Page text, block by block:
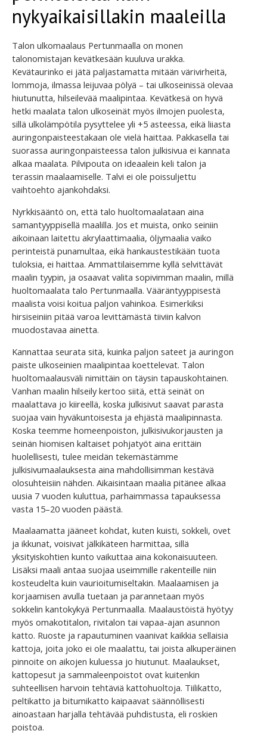
nykyaikaisillakin maaleilla
Talon ulkomaalaus Pertunmaalla on monen
talonomistajan kevätkesään kuuluva urakka.
Kevätaurinko ei jätä paljastamatta mitään värivirheitä,
lommoja, ilmassa leijuvaa pölyä – tai ulkoseinissä olevaa
hiutunutta, hilseilevää maalipintaa. Kevätkesä on hyvä
hetki maalata talon ulkoseinät myös ilmojen puolesta,
sillä ulkolämpötila pysyttelee yli +5 asteessa, eikä liiasta
auringonpaisteestakaan ole vielä haittaa. Pakkasella tai
suorassa auringonpaisteessa talon julkisivua ei kannata
alkaa maalata. Pilvipouta on ideaalein keli talon ja
terassin maalaamiselle. Talvi ei ole poissuljettu
vaihtoehto ajankohdaksi.
Nyrkkisääntö on, että talo huoltomaalataan aina
samantyyppisellä maalilla. Jos et muista, onko seiniin
aikoinaan laitettu akrylaattimaalia, öljymaalia vaiko
perinteistä punamultaa, eikä hankaustestikään tuota
tuloksia, ei haittaa. Ammattilaisemme kyllä selvittävät
maalin tyypin, ja osaavat valita sopivimman maalin, millä
huoltomaalata talo Pertunmaalla. Vääräntyyppisestä
maalista voisi koitua paljon vahinkoa. Esimerkiksi
hirsiseiniin pitää varoa levittämästä tiiviin kalvon
muodostavaa ainetta.
Kannattaa seurata sitä, kuinka paljon sateet ja auringon
paiste ulkoseinien maalipintaa koettelevat. Talon
huoltomaalausväli nimittäin on täysin tapauskohtainen.
Vanhan maalin hilseily kertoo siitä, että seinät on
maalattava jo kiireellä, koska julkisivut saavat parasta
suojaa vain hyväkuntoisesta ja ehjästä maalipinnasta.
Koska teemme homeenpoiston, julkisivukorjausten ja
seinän hiomisen kaltaiset pohjatyöt aina erittäin
huolellisesti, tulee meidän tekemästämme
julkisivumaalauksesta aina mahdollisimman kestävä
olosuhteisiin nähden. Aikaisintaan maalia pitänee alkaa
uusia 7 vuoden kuluttua, parhaimmassa tapauksessa
vasta 15–20 vuoden päästä.
Maalaamatta jääneet kohdat, kuten kuisti, sokkeli, ovet
ja ikkunat, voisivat jälkikäteen harmittaa, sillä
yksityiskohtien kunto vaikuttaa aina kokonaisuuteen.
Lisäksi maali antaa suojaa useimmille rakenteille niin
kosteudelta kuin vaurioitumiseltakin. Maalaamisen ja
korjaamisen avulla tuetaan ja parannetaan myös
sokkelin kantokykyä Pertunmaalla. Maalaustöistä hyötyy
myös omakotitalon, rivitalon tai vapaa-ajan asunnon
katto. Ruoste ja rapautuminen vaanivat kaikkia sellaisia
kattoja, joita joko ei ole maalattu, tai joista alkuperäinen
pinnoite on aikojen kuluessa jo hiutunut. Maalaukset,
kattopesut ja sammaleenpoistot ovat kuitenkin
suhteellisen harvoin tehtäviä kattohuoltoja. Tiilikatto,
peltikatto ja bitumikatto kaipaavat säännöllisesti
ainoastaan harjalla tehtävää puhdistusta, eli roskien
poistoa.